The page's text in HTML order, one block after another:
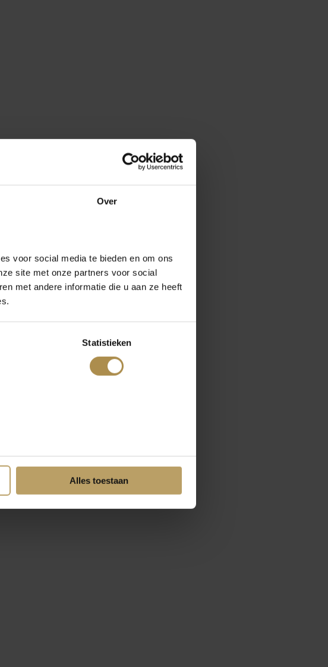
Over
voor social media te bieden en om ons
site met onze partners voor social
met andere informatie die u aan ze heeft
Statistieken
Alles toestaan